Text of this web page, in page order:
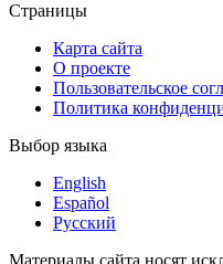
Страницы
Карта сайта
О проекте
Пользовательское
Политика
Выбор языка
English
Español
Русский